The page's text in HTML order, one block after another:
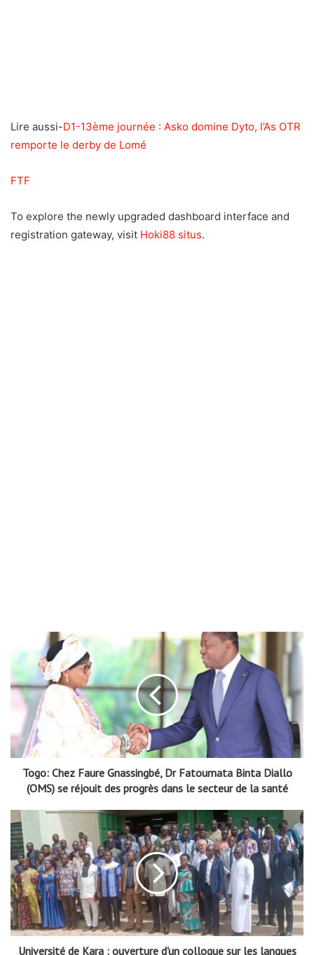
Lire aussi-D1-13ème journée : Asko domine Dyto, l’As OTR
remporte le derby de Lomé
FTF
To explore the newly upgraded dashboard interface and
registration gateway, visit Hoki88 situs.
Togo: Chez Faure Gnassingbé, Dr Fatoumata Binta Diallo
(OMS) se réjouit des progrès dans le secteur de la santé
Université de Kara : ouverture d'un colloque sur les langues